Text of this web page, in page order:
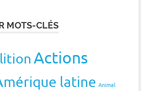
MOTS-CLÉS
Actions
latine Animal